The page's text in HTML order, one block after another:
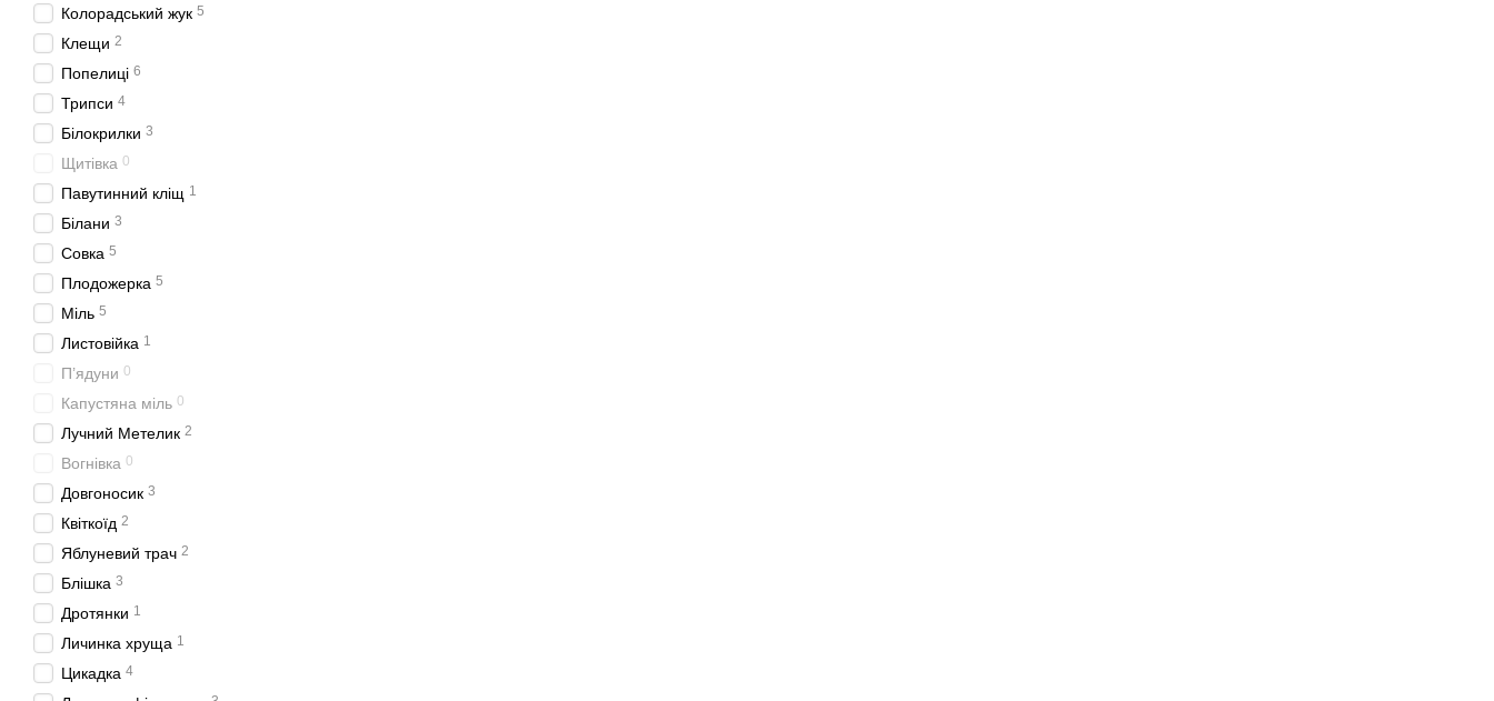
Колорадський жук 5
Клещи 2
Попелиці 6
Трипси 4
Білокрилки 3
Щитівка 0
Павутинний кліщ 1
Білани 3
Совка 5
Плодожерка 5
Міль 5
Листовійка 1
П’ядуни 0
Капустяна міль 0
Лучний Метелик 2
Вогнівка 0
Довгоносик 3
Квіткоїд 2
Яблуневий трач 2
Блішка 3
Дротянки 1
Личинка хруща 1
Цикадка 4